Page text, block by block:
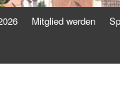
Mitglied werden